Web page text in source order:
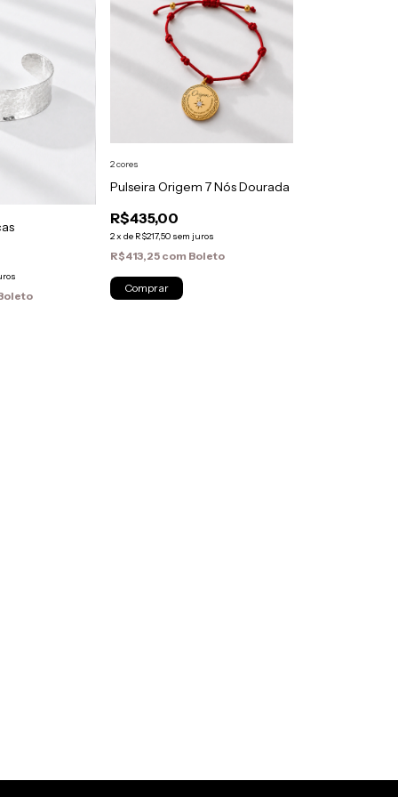
Pulseira Origem 7 Nós Dourada
R$435,00
2x de R$217,50 sem juros
R$413,25 com Boleto
2 cores
Comprar